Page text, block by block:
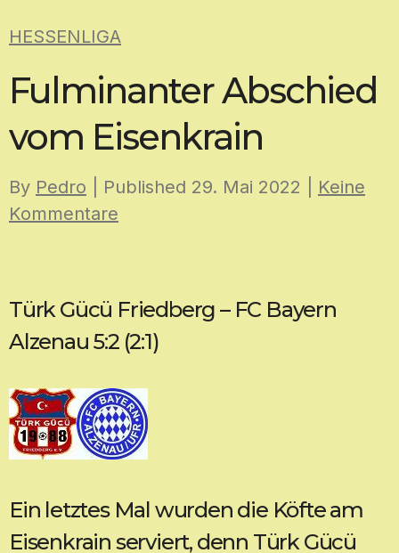
toHESSENLIGA
Fulminanter Abschied
vom Eisenkrain
By Pedro | Published 29. Mai 2022
Keine
Kommentare
Türk Gücü Friedberg – FC Bayern
Alzenau 5:2 (2:1)
Ein letztes Mal wurden die Köfte am
Eisenkrain serviert, denn Türk Gücü